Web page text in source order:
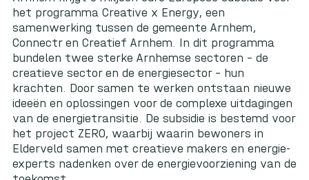
het programma Creative x Energy, een
samenwerking tussen de gemeente Arnhem,
Connectr en Creatief Arnhem. In dit programma
bundelen twee sterke Arnhemse sectoren – de
creatieve sector en de energiesector – hun
krachten. Door samen te werken ontstaan nieuwe
ideeën en oplossingen voor de complexe uitdagingen
van de energietransitie. De subsidie is bestemd voor
het project ZERO, waarbij waarin bewoners in
Elderveld samen met creatieve makers en energie-
experts nadenken over de energievoorziening van de